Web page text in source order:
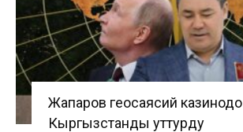
Жапаров геосаясий казинодо
Кыргызстанды уттурду